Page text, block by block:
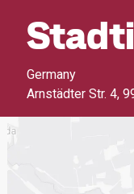
Germany
Arnstädter Str. 4,